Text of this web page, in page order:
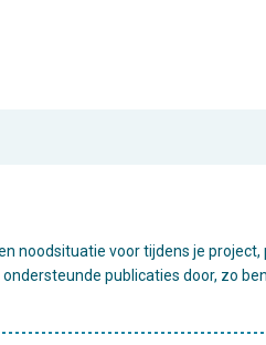
noodsituatie voor tijdens je
publicaties door, zo